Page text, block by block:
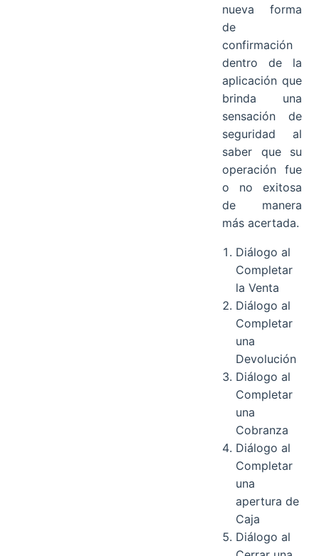
nueva forma
de
confirmación
dentro de la
aplicación que
brinda una
sensación de
seguridad al
saber que su
operación fue
o no exitosa
de manera
más acertada.
Diálogo al
Completar
la Venta
Diálogo al
Completar
una
Devolución
Diálogo al
Completar
una
Cobranza
Diálogo al
Completar
una
apertura de
Caja
Diálogo al